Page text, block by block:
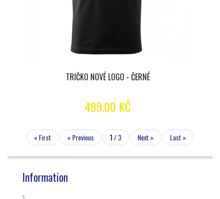
TRIČKO NOVÉ LOGO - ČERNÉ
499.00 KČ
« First « Previous 1/ 3 Next » Last »
Information